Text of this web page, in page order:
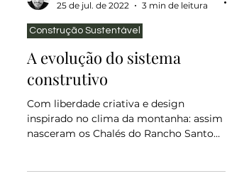
Paulo Ka
25 de jul. de 2022
3 min de leitura
Construção Sustentável
A evolução do sistema
construtivo
Com liberdade criativa e design